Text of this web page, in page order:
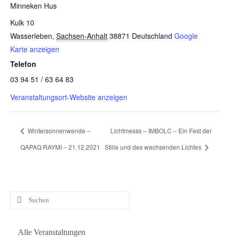
Minneken Hus
Kulk 10
Wasserleben, Sachsen-Anhalt 38871 Deutschland Google
Karte anzeigen
Telefon
03 94 51 / 63 64 83
Veranstaltungsort-Website anzeigen
Wintersonnenwende –
QAPAQ RAYMI – 21.12.2021
Lichtmesss – IMBOLC – Ein Fest der
Stille und des wachsenden Lichtes
Suchen
Alle Veranstaltungen